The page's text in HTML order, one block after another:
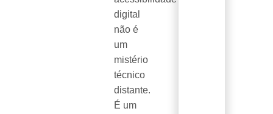
digital
não é
um
mistério
técnico
distante.
É um